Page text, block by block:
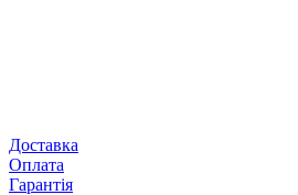
Доставка
Оплата
Гарантія